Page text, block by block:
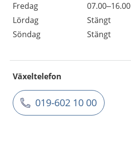
Fredag
07.00–16.00
Lördag
Stängt
Söndag
Stängt
Växeltelefon
019-602 10 00